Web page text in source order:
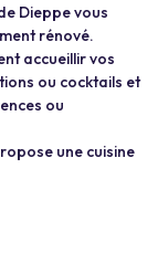
Dieppe vous
rénové.
accueillir vos
ou cocktails et
ou
une cuisine